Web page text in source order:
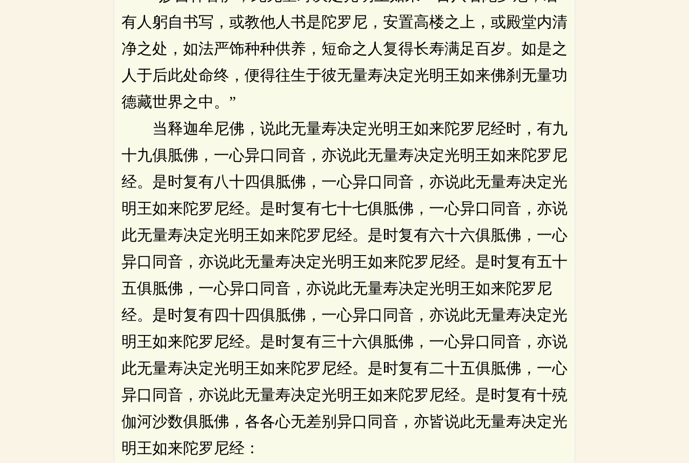
有人躬自书写，或教他人书是陀罗尼，安置高楼之上，或殿堂内清
净之处，如法严饰种种供养，短命之人复得长寿满足百岁。如是之
人于后此处命终，便得往生于彼无量寿决定光明王如来佛刹无量功
德藏世界之中。”
当释迦牟尼佛，说此无量寿决定光明王如来陀罗尼经时，有九
十九俱胝佛，一心异口同音，亦说此无量寿决定光明王如来陀罗尼
经。是时复有八十四俱胝佛，一心异口同音，亦说此无量寿决定光
明王如来陀罗尼经。是时复有七十七俱胝佛，一心异口同音，亦说
此无量寿决定光明王如来陀罗尼经。是时复有六十六俱胝佛，一心
异口同音，亦说此无量寿决定光明王如来陀罗尼经。是时复有五十
五俱胝佛，一心异口同音，亦说此无量寿决定光明王如来陀罗尼
经。是时复有四十四俱胝佛，一心异口同音，亦说此无量寿决定光
明王如来陀罗尼经。是时复有三十六俱胝佛，一心异口同音，亦说
此无量寿决定光明王如来陀罗尼经。是时复有二十五俱胝佛，一心
异口同音，亦说此无量寿决定光明王如来陀罗尼经。是时复有十殑
伽河沙数俱胝佛，各各心无差别异口同音，亦皆说此无量寿决定光
明王如来陀罗尼经：